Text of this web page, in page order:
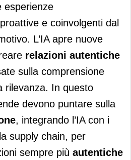
esperienze
e coinvolgenti dal
L’IA apre nuove
relazioni autentiche
sulla comprensione
rilevanza. In questo
devono puntare sulla
, integrando l’IA con i
supply chain, per
sempre più autentiche